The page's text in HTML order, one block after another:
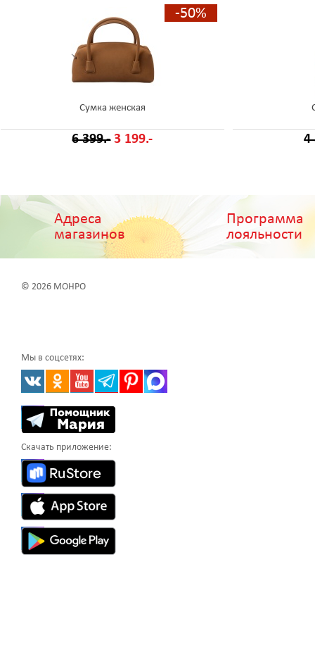
-50%
Сумка женская
6 399.- 3 199.- 4
Адреса
магазинов
Программа
лояльности
© 2026 МОНРО
Мы в соцсетях:
Скачать приложение: